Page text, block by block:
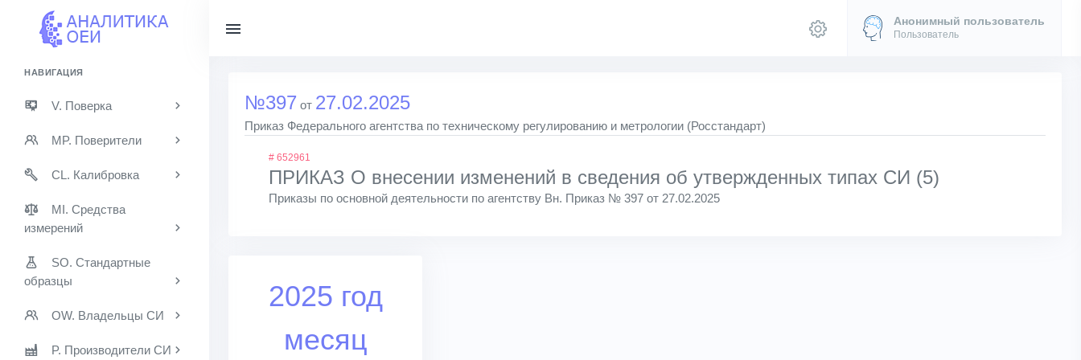
НАВИГАЦИЯ
V. Поверка
MP. Поверители
CL. Калибровка
MI. Средства
измерений
SO. Стандартные
образцы
OW. Владельцы СИ
P. Производители СИ
Анонимный пользователь
Пользователь
№397 от 27.02.2025
Приказ Федерального агентства по техническому регулированию и метрологии (Росстандарт)
# 652961
ПРИКАЗ О внесении изменений в сведения об утвержденных типах СИ (5)
Приказы по основной деятельности по агентству Вн. Приказ № 397 от 27.02.2025
2025 год
месяц